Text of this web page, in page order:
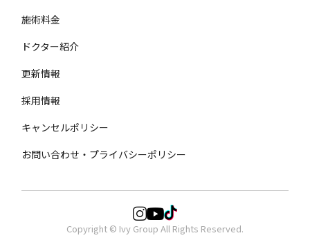
施術料金
ドクター紹介
更新情報
採用情報
キャンセルポリシー
お問い合わせ・プライバシーポリシー
Copyright © Ivy Group All Rights Reserved.